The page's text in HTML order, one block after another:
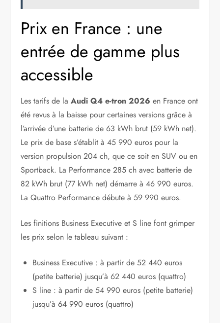
Prix en France : une
entrée de gamme plus
accessible
Les tarifs de laAudi Q4 e-tron 2026 en France ont
été revus à la baisse pour certaines versions grâce à
l’arrivée d’une batterie de 63 kWh brut (59 kWh net).
Le prix de base s’établit à 45 990 euros pour la
version propulsion 204 ch, que ce soit en SUV ou en
Sportback. La Performance 285 ch avec batterie de
82 kWh brut (77 kWh net) démarre à 46 990 euros.
La Quattro Performance débute à 59 990 euros.
Les finitions Business Executive et S line font grimper
les prix selon le tableau suivant :
Business Executive : à partir de 52 440 euros
(petite batterie) jusqu’à 62 440 euros (quattro)
S line : à partir de 54 990 euros (petite batterie)
jusqu’à 64 990 euros (quattro)